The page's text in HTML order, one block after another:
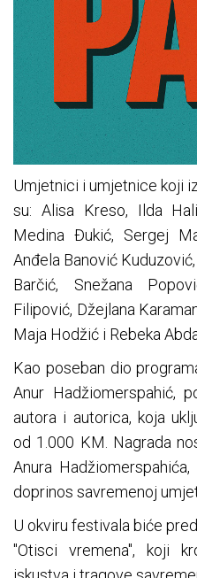
Umjetnici i umjetnice koji
su: Alisa Kreso, Ilda
Medina Đukić, Sergej
Anđela Banović
Barčić, Snežana
Filipović, Džejlana
Maja Hodžić i Rebeka
Kao poseban dio
Anur Hadžiomerspahić,
autora i autorica, koja
od 1.000 KM. Nagrada
Anura
doprinos savremenoj
U okviru festivala biće
"Otisci vremena", koji